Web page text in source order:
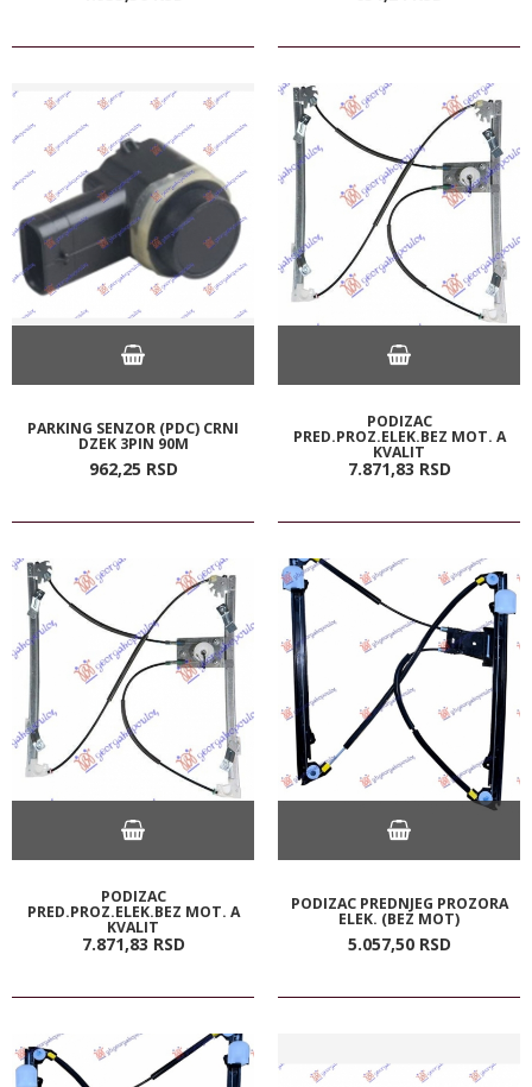
PARKING SENZOR (PDC) CRNI
DZEK 3PIN 90M
962,25 RSD
PODIZAC
PRED.PROZ.ELEK.BEZ MOT. A
KVALIT
7.871,83 RSD
PODIZAC
PRED.PROZ.ELEK.BEZ MOT. A
KVALIT
7.871,83 RSD
PODIZAC PREDNJEG PROZORA
ELEK. (BEZ MOT)
5.057,50 RSD